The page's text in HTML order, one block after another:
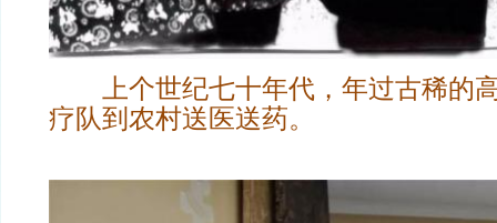
上个世纪七十年代，年过古稀的
疗队到农村送医送药。